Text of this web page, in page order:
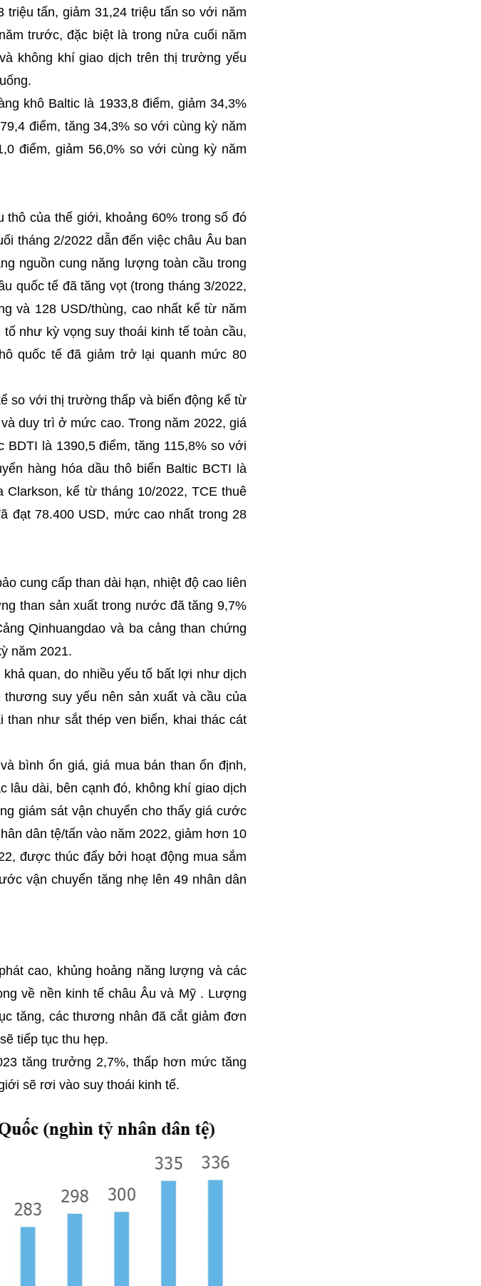
tấn, giảm 31,24 triệu tấn so với năm
trước, đặc biệt là trong nửa cuối năm
không khí giao dịch trên thị trường yếu
khô Baltic là 1933,8 điểm, giảm 34,3%
điểm, tăng 34,3% so với cùng kỳ năm
điểm, giảm 56,0% so với cùng kỳ năm
của thế giới, khoảng 60% trong số đó
tháng 2/2022 dẫn đến việc châu Âu ban
nguồn cung năng lượng toàn cầu trong
quốc tế đã tăng vọt (trong tháng 3/2022,
và 128 USD/thùng, cao nhất kể từ năm
như kỳ vọng suy thoái kinh tế toàn cầu,
quốc tế đã giảm trở lại quanh mức 80
so với thị trường thấp và biến động kể từ
duy trì ở mức cao. Trong năm 2022, giá
là 1390,5 điểm, tăng 115,8% so với
hàng hóa dầu thô biển Baltic BCTI là
kể từ tháng 10/2022, TCE thuê
đạt 78.400 USD, mức cao nhất trong 28
cung cấp than dài hạn, nhiệt độ cao liên
than sản xuất trong nước đã tăng 9,7%
Qinhuangdao và ba cảng than chứng
năm 2021.
quan, do nhiều yếu tố bất lợi như dịch
suy yếu nên sản xuất và cầu của
như sắt thép ven biển, khai thác cát
bình ổn giá, giá mua bán than ổn định,
dài, bên cạnh đó, không khí giao dịch
giám sát vận chuyển cho thấy giá cước
dân tệ/tấn vào năm 2022, giảm hơn 10
được thúc đẩy bởi hoạt động mua sắm
vận chuyển tăng nhẹ lên 49 nhân dân
cao, khủng hoảng năng lượng và các
về nền kinh tế châu Âu và Mỹ . Lượng
tăng, các thương nhân đã cắt giảm đơn
tiếp tục thu hẹp.
tăng trưởng 2,7%, thấp hơn mức tăng
sẽ rơi vào suy thoái kinh tế.